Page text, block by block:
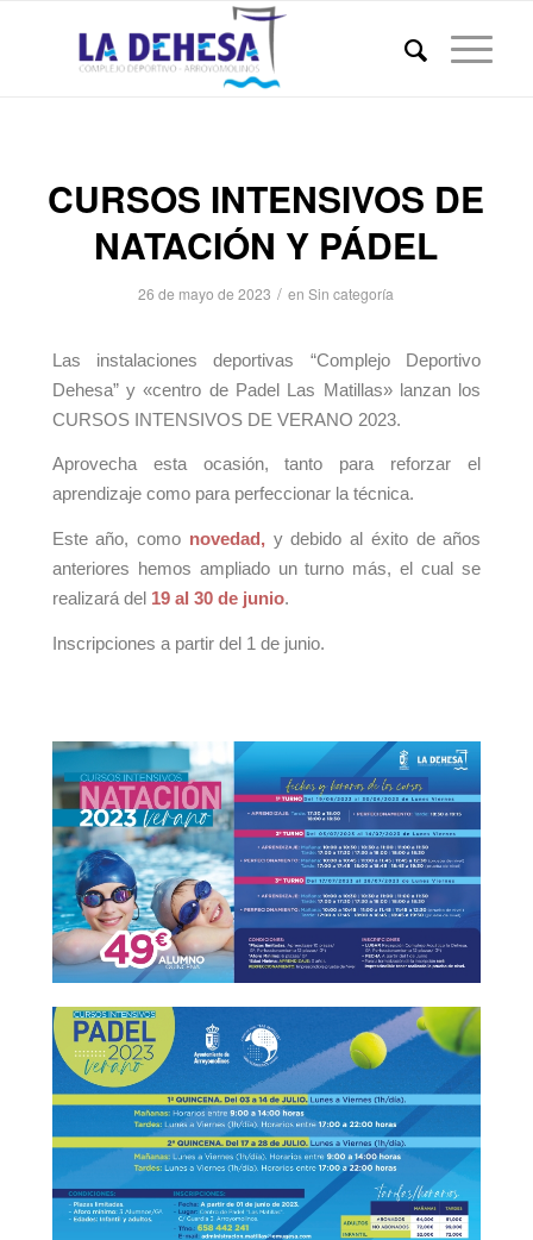
CURSOS INTENSIVOS DE
NATACIÓN Y PÁDEL
26 de mayo de 2023 / enSin categoría
Las instalaciones deportivas “Complejo Deportivo
Dehesa” y «centro de Padel Las Matillas» lanzan los
CURSOS INTENSIVOS DE VERANO 2023.
Aprovecha esta ocasión, tanto para reforzar el
aprendizaje como para perfeccionar la técnica.
Este año, como novedad,y debido al éxito de años
anteriores hemos ampliado un turno más, el cual se
realizará del 19 al 30 de junio.
Inscripciones a partir del 1 de junio.